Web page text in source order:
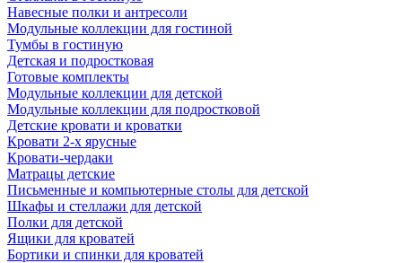
Навесные полки и антресоли
Модульные коллекции для гостиной
Тумбы в гостиную
Детская и подростковая
Готовые комплекты
Модульные коллекции для детской
Модульные коллекции для подростковой
Детские кровати и кроватки
Кровати 2-х ярусные
Кровати-чердаки
Матрацы детские
Письменные и компьютерные столы для детской
Шкафы и стеллажи для детской
Полки для детской
Ящики для кроватей
Бортики и спинки для кроватей